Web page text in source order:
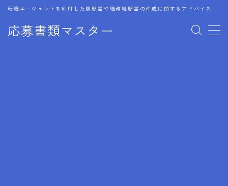
応募書類マスター
転職エージェントを利用した履歴書や職務経歴書の作成に関するアドバイス
MENU